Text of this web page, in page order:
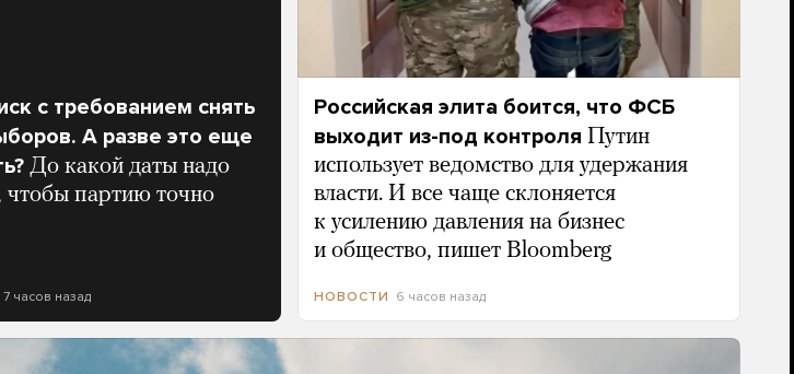
с требованием снять
А разве это еще
До какой даты надо
чтобы партию точно
7 часов назад
Российская элита боится, что ФСБ
выходит из-под контроля Путин
использует ведомство для удержания
власти. И все чаще склоняется
к усилению давления на бизнес
и общество, пишет Bloomberg
НОВОСТИ 6 часов назад